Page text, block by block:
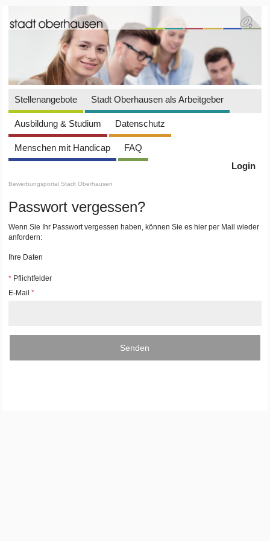
Stellenangebote Stadt Oberhausen als Arbeitgeber
Ausbildung & Studium Datenschutz
Menschen mit Handicap
FAQ
Login
Bewerbungsportal Stadt Oberhausen
Passwort vergessen?
Wenn Sie Ihr Passwort vergessen haben, können Sie es hier per Mail wieder
anfordern:
Ihre Daten
* Pflichtfelder
E-Mail*
Senden